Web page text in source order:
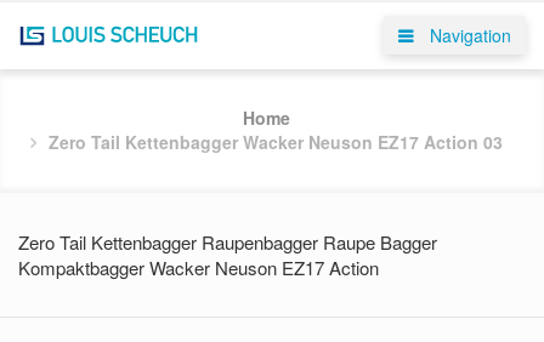
Navigation
Home
Zero Tail Kettenbagger Wacker Neuson EZ17 Action 03
Zero Tail Kettenbagger Raupenbagger Raupe Bagger
Kompaktbagger Wacker Neuson EZ17 Action